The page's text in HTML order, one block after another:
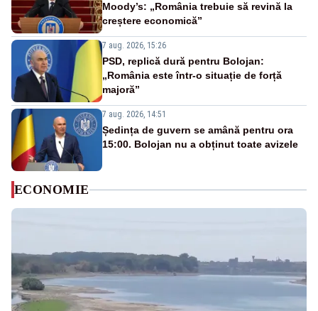
Moody’s: „România trebuie să revină la
creștere economică”
7 aug. 2026, 15:26
PSD, replică dură pentru Bolojan:
„România este într-o situație de forță
majoră”
7 aug. 2026, 14:51
Ședința de guvern se amână pentru ora
15:00. Bolojan nu a obținut toate avizele
ECONOMIE